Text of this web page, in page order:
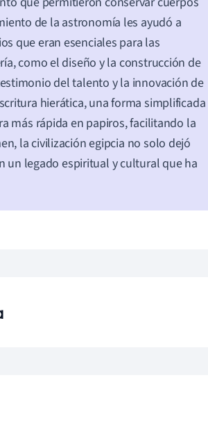
de la astronomía les ayudó a
que eran esenciales para las
como el diseño y la construcción de
del talento y la innovación de
hierática, una forma simplificada
más rápida en papiros, facilitando la
la civilización egipcia no solo dejó
legado espiritual y cultural que ha